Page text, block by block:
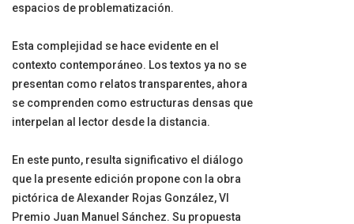
espacios de problematización.
Esta complejidad se hace evidente en el
contexto contemporáneo. Los textos ya no se
presentan como relatos transparentes, ahora
se comprenden como estructuras densas que
interpelan al lector desde la distancia.
En este punto, resulta significativo el diálogo
que la presente edición propone con la obra
pictórica de Alexander Rojas González, VI
Premio Juan Manuel Sánchez. Su propuesta